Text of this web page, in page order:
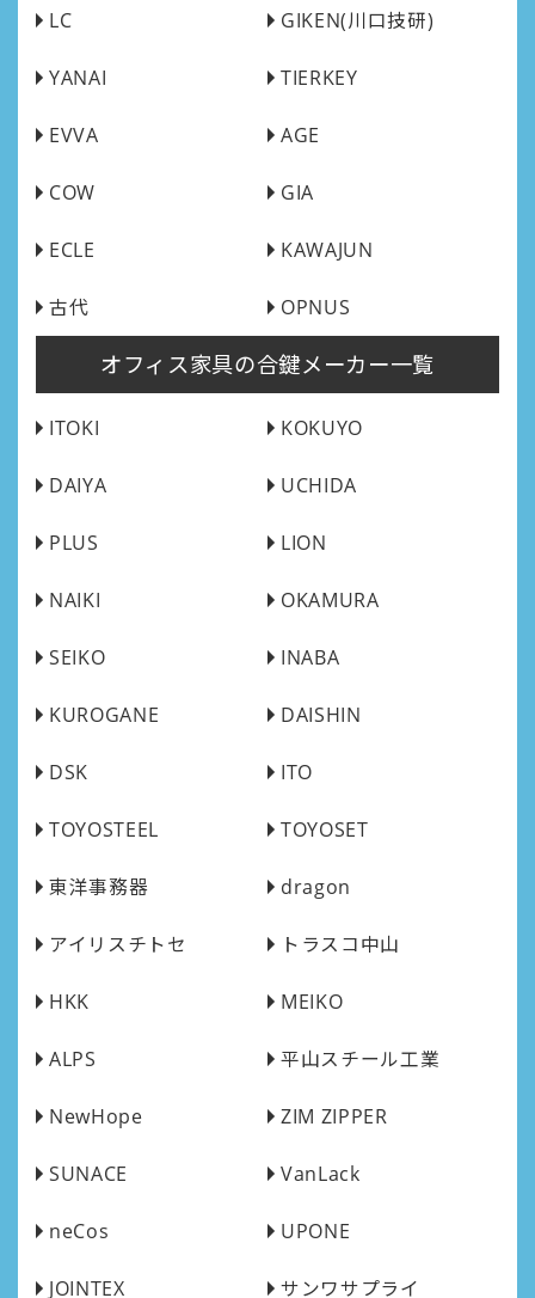
LC GIKEN(川口技研)
YANAI TIERKEY
EVVA AGE
COW GIA
ECLE KAWAJUN
古代 OPNUS
オフィス家具の合鍵メーカー一覧
ITOKI KOKUYO
DAIYA UCHIDA
PLUS LION
NAIKI OKAMURA
SEIKO INABA
KUROGANE DAISHIN
DSK ITO
TOYOSTEEL TOYOSET
東洋事務器 dragon
アイリスチトセ トラスコ中山
HKK MEIKO
ALPS 平山スチール工業
NewHope ZIM ZIPPER
SUNACE VanLack
neCos UPONE
JOINTEX サンワサプライ